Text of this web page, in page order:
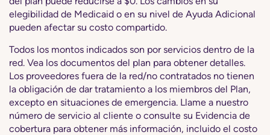
elegibilidad de Medicaid o en su nivel de Ayuda Adicional
pueden afectar su costo compartido.
Todos los montos indicados son por servicios dentro de la
red. Vea los documentos del plan para obtener detalles.
Los proveedores fuera de la red/no contratados no tienen
la obligación de dar tratamiento a los miembros del Plan,
excepto en situaciones de emergencia. Llame a nuestro
número de servicio al cliente o consulte su Evidencia de
cobertura para obtener más información, incluido el costo